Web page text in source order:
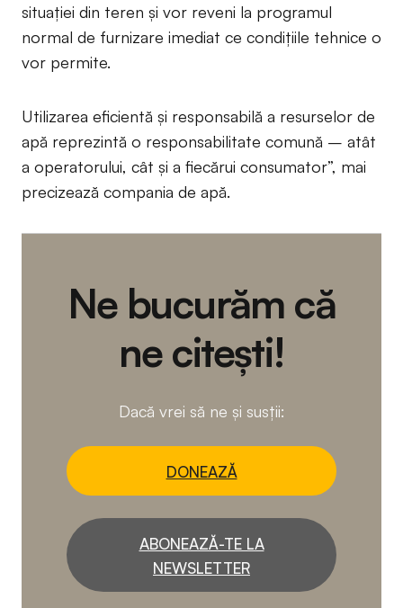
situației din teren și vor reveni la programul
normal de furnizare imediat ce condițiile tehnice o
vor permite.
Utilizarea eficientă și responsabilă a resurselor de
apă reprezintă o responsabilitate comună – atât
a operatorului, cât și a fiecărui consumator”, mai
precizează compania de apă.
Ne bucurăm că
ne citești!
Dacă vrei să ne și susții:
DONEAZĂ
ABONEAZĂ-TE LA
NEWSLETTER